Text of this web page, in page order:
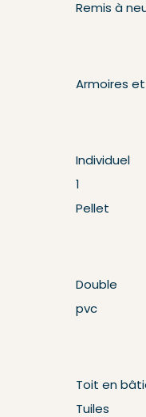
Remis à
Armoires
Individuel
Pellet
Double
pvc
Toit en
Tuiles